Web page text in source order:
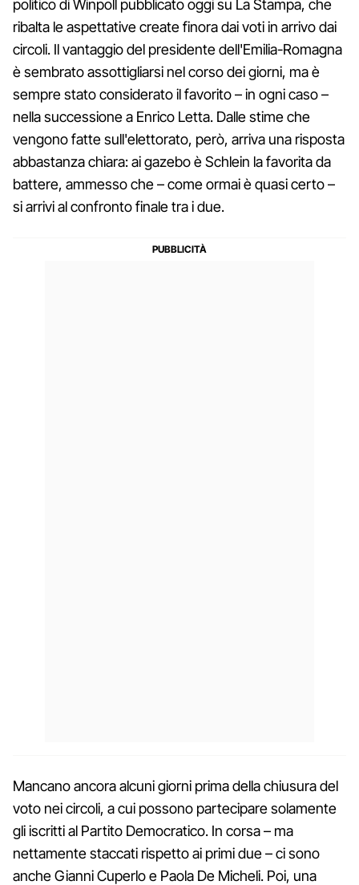
politico di Winpoll pubblicato oggi su La Stampa, che
ribalta le aspettative create finora dai voti in arrivo dai
circoli. Il vantaggio del presidente dell'Emilia-Romagna
è sembrato assottigliarsi nel corso dei giorni, ma è
sempre stato considerato il favorito – in ogni caso –
nella successione a Enrico Letta. Dalle stime che
vengono fatte sull'elettorato, però, arriva una risposta
abbastanza chiara: ai gazebo è Schlein la favorita da
battere, ammesso che – come ormai è quasi certo –
si arrivi al confronto finale tra i due.
Mancano ancora alcuni giorni prima della chiusura del
voto nei circoli, a cui possono partecipare solamente
gli iscritti al Partito Democratico. In corsa – ma
nettamente staccati rispetto ai primi due – ci sono
anche Gianni Cuperlo e Paola De Micheli. Poi, una